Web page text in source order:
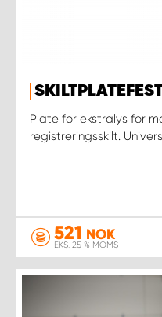
Plate for ekstralys for
registreringsskilt.
521 NOK
EKS. 25 % MOMS